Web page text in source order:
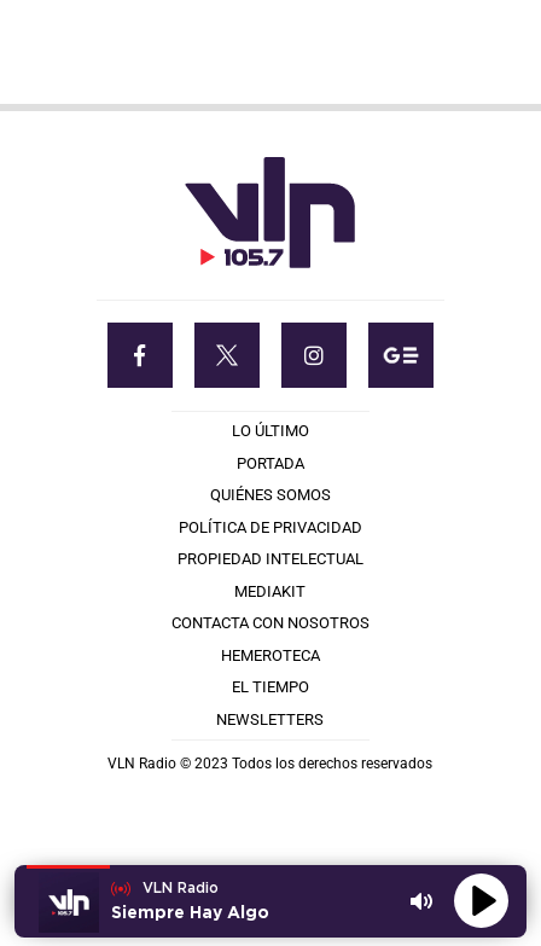
VLN Radio
Siempre Hay Algo
LO ÚLTIMO
PORTADA
QUIÉNES SOMOS
POLÍTICA DE PRIVACIDAD
PROPIEDAD INTELECTUAL
MEDIAKIT
CONTACTA CON NOSOTROS
HEMEROTECA
EL TIEMPO
NEWSLETTERS
VLN Radio © 2023 Todos los derechos reservados